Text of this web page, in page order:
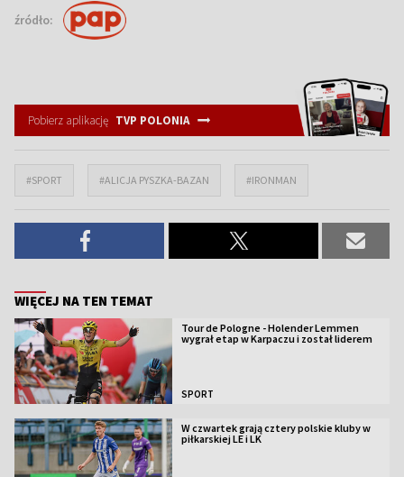
źródło:
Pobierz aplikację TVP POLONIA
#SPORT #ALICJA PYSZKA-BAZAN #IRONMAN
WIĘCEJ NA TEN TEMAT
Tour de Pologne - Holender Lemmen
wygrał etap w Karpaczu i został liderem
SPORT
W czwartek grają cztery polskie kluby w
piłkarskiej LE i LK